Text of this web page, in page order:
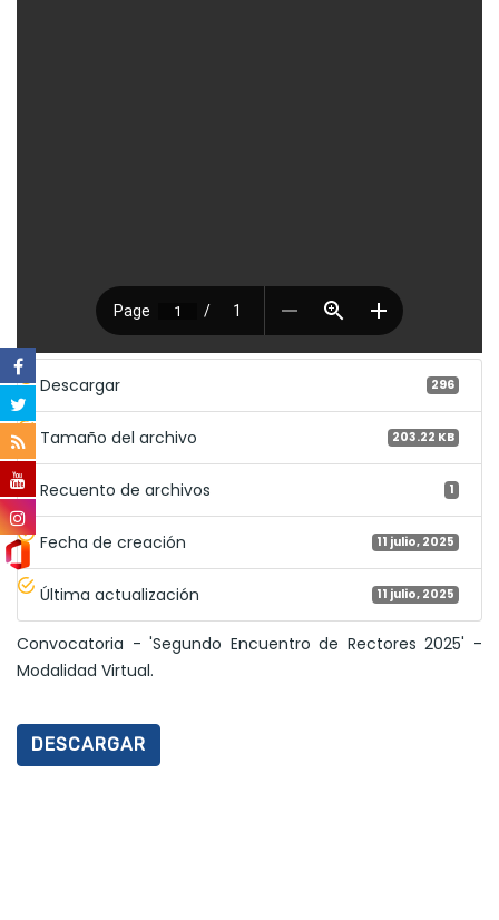
Descargar 296
Tamaño del archivo 203.22 KB
Recuento de archivos 1
Fecha de creación 11 julio, 2025
Última actualización 11 julio, 2025
Convocatoria - 'Segundo Encuentro de Rectores 2025' -
Modalidad Virtual.
DESCARGAR